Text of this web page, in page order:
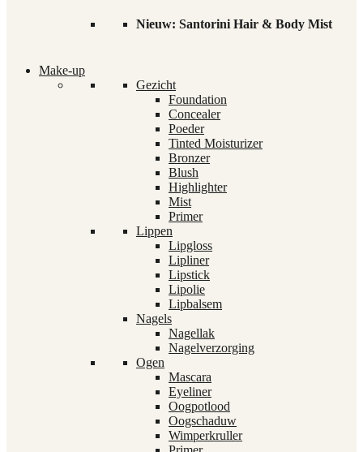
Nieuw: Santorini Hair & Body Mist
Make-up
Gezicht
Foundation
Concealer
Poeder
Tinted Moisturizer
Bronzer
Blush
Highlighter
Mist
Primer
Lippen
Lipgloss
Lipliner
Lipstick
Lipolie
Lipbalsem
Nagels
Nagellak
Nagelverzorging
Ogen
Mascara
Eyeliner
Oogpotlood
Oogschaduw
Wimperkruller